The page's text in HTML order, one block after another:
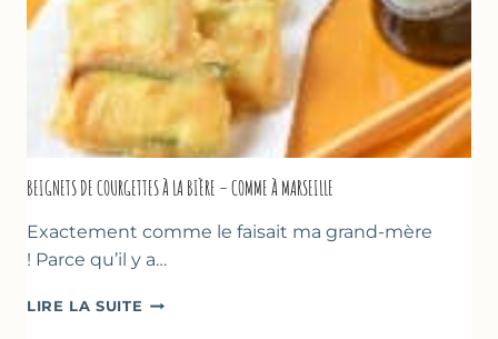
BEIGNETS DE COURGETTES À LA BIÈRE – COMME À MARSEILLE
Exactement comme le faisait ma grand-mère
! Parce qu’il y a…
LIRE LA SUITE BEIGNETS